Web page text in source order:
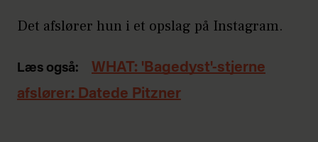
Det afslører hun i et opslag på Instagram.
Læs også:
WHAT: 'Bagedyst'-stjerne
afslører: Datede Pitzner